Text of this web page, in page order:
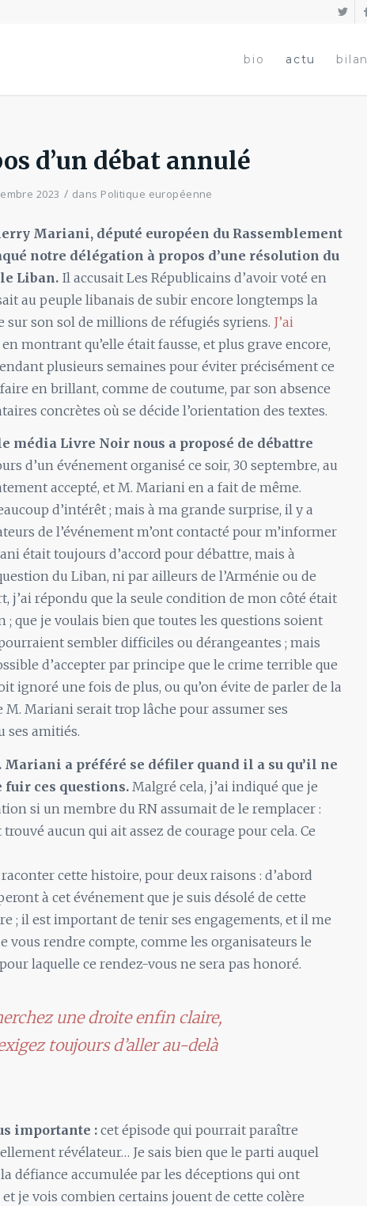
bio actu bilan
d’un débat annulé
2023 / dans Politique européenne
Mariani, député européen du Rassemblement
notre délégation à propos d’une résolution du
Liban. Il accusait Les Républicains d’avoir voté en
au peuple libanais de subir encore longtemps la
sur son sol de millions de réfugiés syriens. J’ai
en montrant qu’elle était fausse, et plus grave encore,
plusieurs semaines pour éviter précisément ce
en brillant, comme de coutume, par son absence
concrètes où se décide l’orientation des textes.
média Livre Noir nous a proposé de débattre
d’un événement organisé ce soir, 30 septembre, au
accepté, et M. Mariani en a fait de même.
d’intérêt ; mais à ma grande surprise, il y a
de l’événement m’ont contacté pour m’informer
était toujours d’accord pour débattre, mais à
du Liban, ni par ailleurs de l’Arménie ou de
j’ai répondu que la seule condition de mon côté était
; que je voulais bien que toutes les questions soient
sembler difficiles ou dérangeantes ; mais
d’accepter par principe que le crime terrible que
ignoré une fois de plus, ou qu’on évite de parler de la
M. Mariani serait trop lâche pour assumer ses
ses amitiés.
a préféré se défiler quand il a su qu’il ne
fuir ces questions.Malgré cela, j’ai indiqué que je
si un membre du RN assumait de le remplacer :
aucun qui ait assez de courage pour cela. Ce
cette histoire, pour deux raisons : d’abord
à cet événement que je suis désolé de cette
; il est important de tenir ses engagements, et il me
vous rendre compte, comme les organisateurs le
laquelle ce rendez-vous ne sera pas honoré.
une droite enfin claire,
toujours d’aller au-delà
importante :cet épisode qui pourrait paraître
révélateur… Je sais bien que le parti auquel
défiance accumulée par les déceptions qui ont
je vois combien certains jouent de cette colère